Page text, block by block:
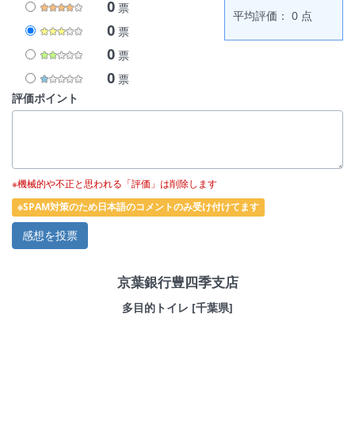
0 票
0 票
0 票
0 票
平均評価： 0 点
評価ポイント
※機械的や不正と思われる「評価」は削除します
※SPAM対策のため日本語のコメントのみ受け付けてます
京葉銀行豊四季支店
多目的トイレ [千葉県]